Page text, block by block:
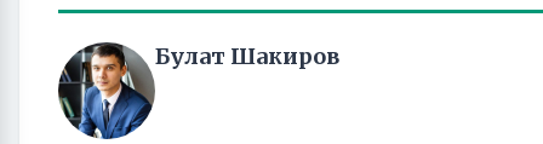
Булат Шакиров